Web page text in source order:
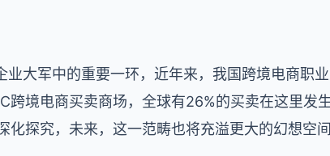
业大军中的重要一环，近年来，我国跨境电商职
跨境电商买卖商场，全球有26%的买卖在这里发
探究，未来，这一范畴也将充溢更大的幻想空间